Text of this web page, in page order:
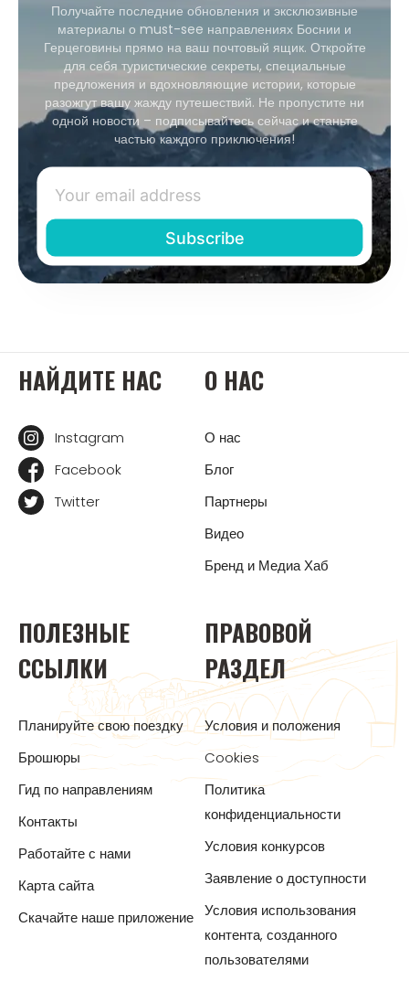
Получайте последние обновления и эксклюзивные
материалы о must-see направлениях Боснии и
Герцеговины прямо на ваш почтовый ящик. Откройте
для себя туристические секреты, специальные
предложения и вдохновляющие истории, которые
разожгут вашу жажду путешествий. Не пропустите ни
одной новости – подписывайтесь сейчас и станьте
частью каждого приключения!
НАЙДИТЕ НАС
Instagram
Facebook
Twitter
О НАС
О нас
Блог
Партнеры
Видео
Бренд и Медиа Хаб
ПОЛЕЗНЫЕ
ССЫЛКИ
Планируйте свою поездку
Брошюры
Гид по направлениям
Контакты
Работайте с нами
Карта сайта
Скачайте наше приложение
ПРАВОВОЙ
РАЗДЕЛ
Условия и положения
Cookies
Политика
конфиденциальности
Условия конкурсов
Заявление о доступности
Условия использования
контента, созданного
пользователями